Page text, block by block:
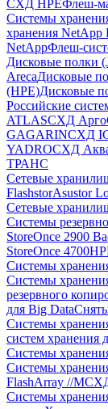
СХД HPEФлеш-
Cистемы
хранения NetApp
NetAppФлеш-
Дисковые полки
ArecaДисковые
(HPE)Дисковые
Российские
ATLASСХД Aрго
GAGARINСХД
YADROСХД
ТРАНС
Сетевые
FlashstorAsustor
Сетевые
Системы
StoreOnce 2900
StoreOnce 4700
Системы
Системы
резервного
для Big Data
Системы
систем хранения
Системы
Системы
FlashArray //MСХД
Системы